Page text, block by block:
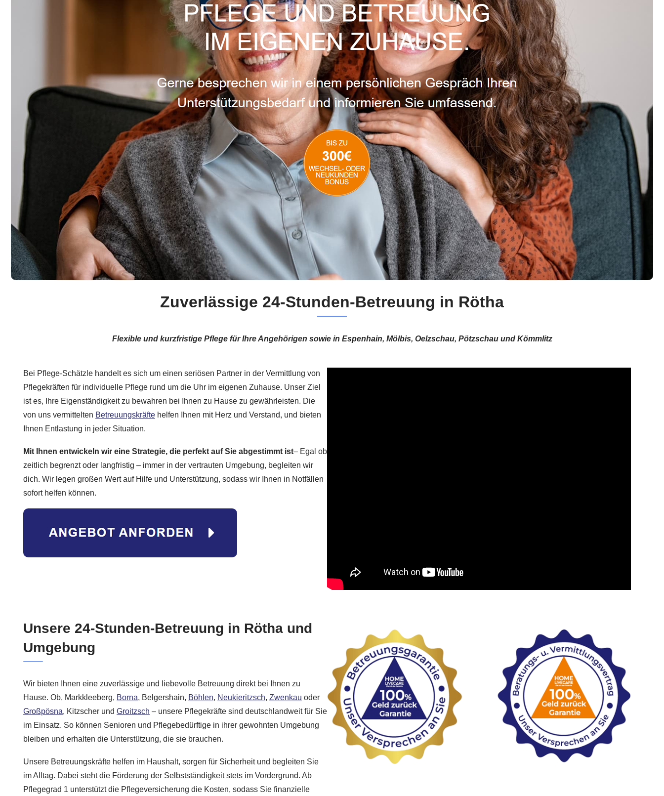
Zuverlässige 24-Stunden-Betreuung in Rötha
Flexible und kurzfristige Pflege für Ihre Angehörigen sowie in Espenhain, Mölbis, Oelzschau, Pötzschau und Kömmlitz
Bei Pflege-Schätzle handelt es sich um einen seriösen Partner in der Vermittlung von
Pflegekräften für individuelle Pflege rund um die Uhr im eigenen Zuhause. Unser Ziel
ist es, Ihre Eigenständigkeit zu bewahren bei Ihnen zu Hause zu gewährleisten. Die
von uns vermittelten Betreuungskräfte helfen Ihnen mit Herz und Verstand, und bieten
Ihnen Entlastung in jeder Situation.
Mit Ihnen entwickeln wir eine Strategie, die perfekt auf Sie abgestimmt ist– Egal ob
zeitlich begrenzt oder langfristig – immer in der vertrauten Umgebung, begleiten wir
dich. Wir legen großen Wert auf Hilfe und Unterstützung, sodass wir Ihnen in Notfällen
sofort helfen können.
Unsere 24-Stunden-Betreuung in Rötha und
Umgebung
Wir bieten Ihnen eine zuverlässige und liebevolle Betreuung direkt bei Ihnen zu
Hause. Ob, Markkleeberg, Borna, Belgershain, Böhlen, Neukieritzsch, Zwenkau oder
Großpösna, Kitzscher und Groitzsch – unsere Pflegekräfte sind deutschlandweit für Sie
im Einsatz. So können Senioren und Pflegebedürftige in ihrer gewohnten Umgebung
bleiben und erhalten die Unterstützung, die sie brauchen.
Unsere Betreuungskräfte helfen im Haushalt, sorgen für Sicherheit und begleiten Sie
im Alltag. Dabei steht die Förderung der Selbstständigkeit stets im Vordergrund. Ab
Pflegegrad 1 unterstützt die Pflegeversicherung die Kosten, sodass Sie finanzielle